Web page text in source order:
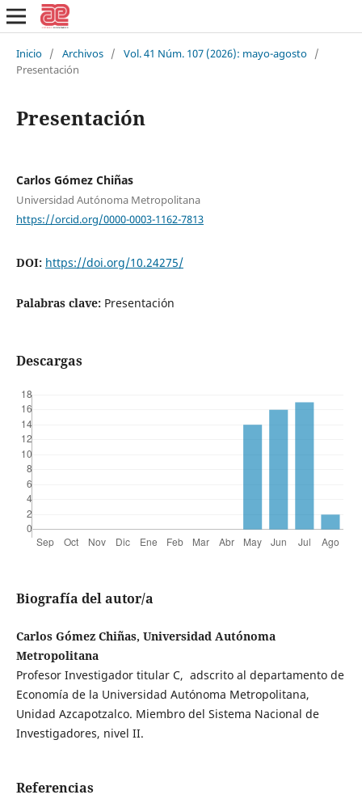
Inicio / Archivos / Vol. 41 Núm. 107 (2026): mayo-agosto /
Presentación
Presentación
Carlos Gómez Chiñas
Universidad Autónoma Metropolitana
https://orcid.org/0000-0003-1162-7813
DOI: https://doi.org/10.24275/
Palabras clave: Presentación
Descargas
Biografía del autor/a
Carlos Gómez Chiñas, Universidad Autónoma
Metropolitana
Profesor Investigador titular C, adscrito al departamento de
Economía de la Universidad Autónoma Metropolitana,
Unidad Azcapotzalco. Miembro del Sistema Nacional de
Investigadores, nivel II.
Referencias